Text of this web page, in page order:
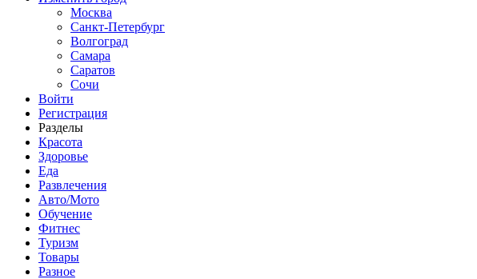
Москва
Санкт-Петербург
Волгоград
Самара
Саратов
Сочи
Войти
Регистрация
Разделы
Красота
Здоровье
Еда
Развлечения
Авто/Мото
Обучение
Фитнес
Туризм
Товары
Разное